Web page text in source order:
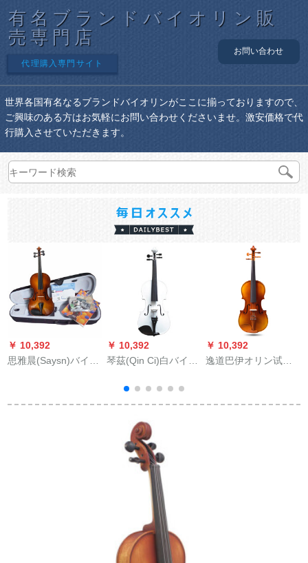
有名ブランドバイオリン販
売専門店
代理購入専門サイト
お問い合わせ
世界各国有名なるブランドバイオリンがここに揃っておりますので、
ご興味のある方はお気軽にお問い合わせくださいませ。激安価格で代
行購入させていただきます。
￥ 10,392
思雅晨(Saysn)バイオ
イオリン楽器の点灯/
￥ 10,392
琴茲(Qin Ci)白バイオ
ラシク出演大人子供
検査等級baiイオン2
クラシク-1/2身長130
センチ以上
￥ 10,392
逸道巴伊オリン试验
供供楽器の入力品を